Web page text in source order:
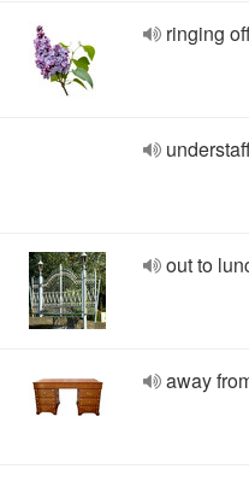
ringing
out to
away